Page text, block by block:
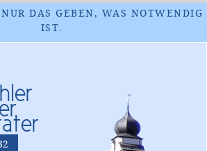
DAS GEBEN, WAS NOTWENDIG
IST.